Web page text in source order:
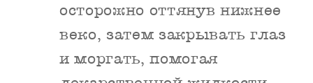
осторожно оттянув нижнее
веко, затем закрывать глаз
и моргать, помогая